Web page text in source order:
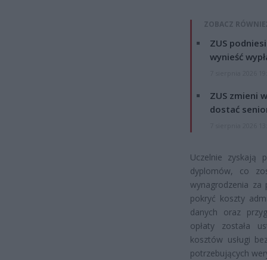
ZOBACZ
ZUS
wynieść
ZUS zmieni
dostać
Uczelnie zyskają
dyplomów, co
wynagrodzenia za
pokryć koszty
danych oraz
opłaty została
kosztów usługi
potrzebujących